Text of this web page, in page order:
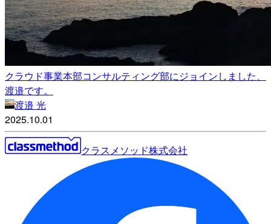
クラウド事業本部コンサルティング部にジョインしました、
渡邉です。
渡邉 光
2025.10.01
クラスメソッド株式会社